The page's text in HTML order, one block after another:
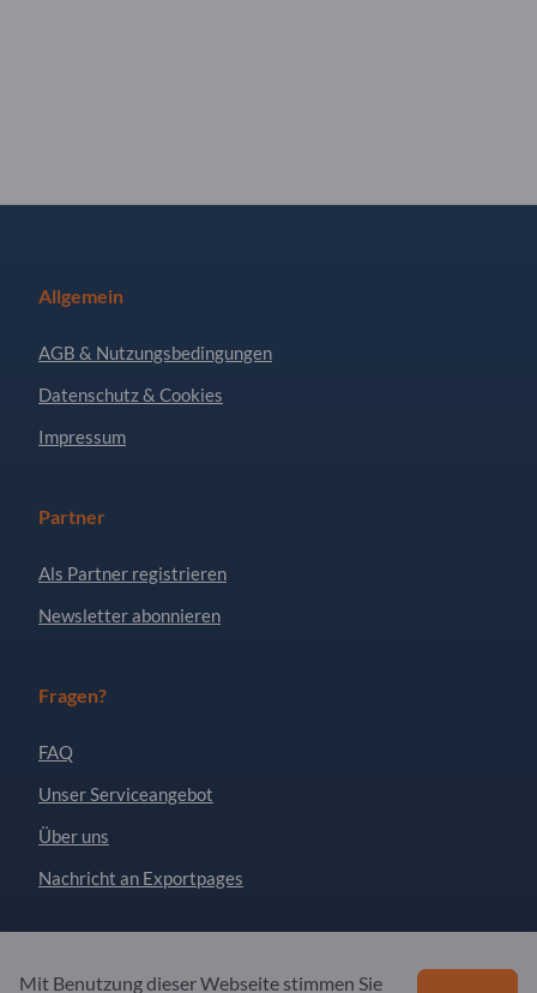
Allgemein
AGB & Nutzungsbedingungen
Datenschutz & Cookies
Impressum
Partner
Als Partner registrieren
Newsletter abonnieren
Fragen?
FAQ
Unser Serviceangebot
Über uns
Nachricht an Exportpages
Mit Benutzung dieser Webseite stimmen Sie